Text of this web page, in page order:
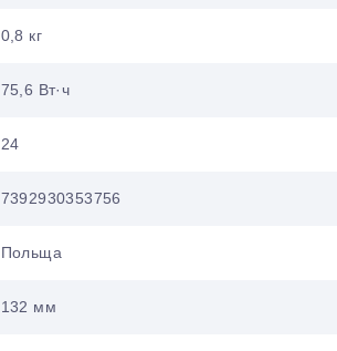
0,8 кг
75,6 Вт·ч
24
7392930353756
Польща
132 мм